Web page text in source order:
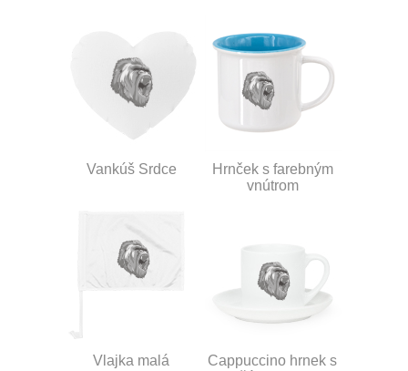
Vankúš Srdce
Hrnček s farebným
vnútrom
Vlajka malá
Cappuccino hrnek s